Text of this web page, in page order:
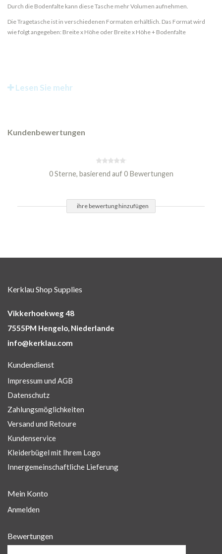
Durch die Bodenfalte kann diese Tasche mehr Volumen aufnehmen.
Die Tragetasche ist in verschiedenen Formaten erhältlich. Das Format wird
wie folgt angegeben: Breite x Höhe oder Breite x Höhe + Bodenfalte
Lesen Sie mehr
Kundenbewertungen
0 Sterne, basierend auf 0 Bewertungen
ihre bewertung hinzufügen
Kerklau Shop Supplies
Vikkerhoekweg 48
7555PM Hengelo, Niederlande
info@kerklau.com
Kundendienst
Impressum und AGB
Datenschutz
Zahlungsmöglichkeiten
Versand und Retoure
Kundenservice
Kleiderbügel mit Ihrem Logo
Innergemeinschaftliche Lieferung
Mein Konto
Anmelden
Bewertungen